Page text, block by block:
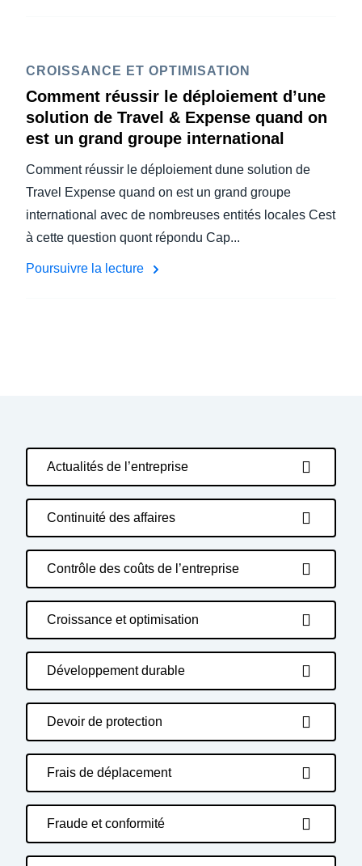
CROISSANCE ET OPTIMISATION
Comment réussir le déploiement d’une
solution de Travel & Expense quand on
est un grand groupe international
Comment réussir le déploiement dune solution de
Travel Expense quand on est un grand groupe
international avec de nombreuses entités locales Cest
à cette question quont répondu Cap...
Poursuivre la lecture
Actualités de l’entreprise
Continuité des affaires
Contrôle des coûts de l’entreprise
Croissance et optimisation
Développement durable
Devoir de protection
Frais de déplacement
Fraude et conformité